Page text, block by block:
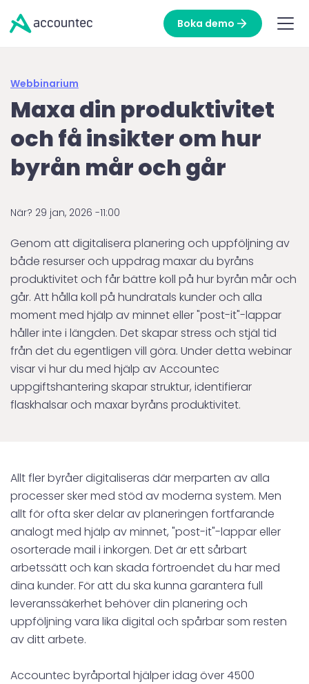
Boka demo
Webbinarium
Maxa din produktivitet
och få insikter om hur
byrån mår och går
När? 29 jan, 2026 -11:00
Genom att digitalisera planering och uppföljning av
både resurser och uppdrag maxar du byråns
produktivitet och får bättre koll på hur byrån mår och
går. Att hålla koll på hundratals kunder och alla
moment med hjälp av minnet eller "post-it"-lappar
håller inte i längden. Det skapar stress och stjäl tid
från det du egentligen vill göra. Under detta webinar
visar vi hur du med hjälp av Accountec
uppgiftshantering skapar struktur, identifierar
flaskhalsar och maxar byråns produktivitet.
Allt fler byråer digitaliseras där merparten av alla
processer sker med stöd av moderna system. Men
allt för ofta sker delar av planeringen fortfarande
analogt med hjälp av minnet, "post-it"-lappar eller
osorterade mail i inkorgen. Det är ett sårbart
arbetssätt och kan skada förtroendet du har med
dina kunder. För att du ska kunna garantera full
leveranssäkerhet behöver din planering och
uppföljning vara lika digital och spårbar som resten
av ditt arbete.
Accountec byråportal hjälper idag över 4500